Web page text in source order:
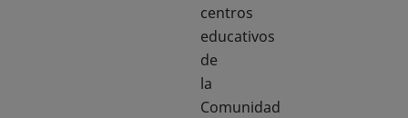
centros
educativos
de
la
Comunidad